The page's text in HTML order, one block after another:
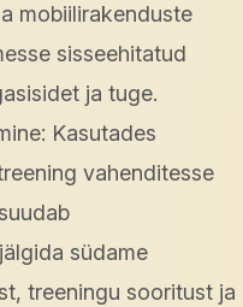
mobiilirakenduste
sisseehitatud
ja tuge.
Kasutades
vahenditesse
südame
treeningu sooritust ja